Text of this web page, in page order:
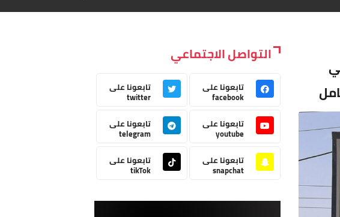
التواصل الاجتماعي
تابعونا على
facebook
تابعونا على
twitter
تابعونا على
youtube
تابعونا على
telegram
تابعونا على
snapchat
تابعونا على
tikTok